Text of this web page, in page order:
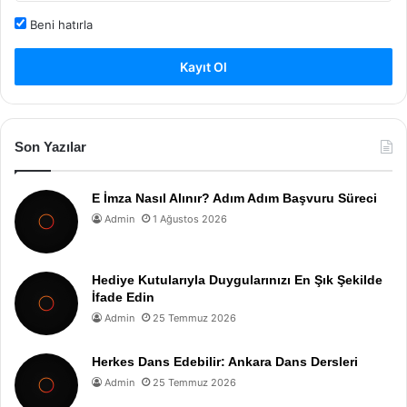
Beni hatırla
Kayıt Ol
Son Yazılar
E İmza Nasıl Alınır? Adım Adım Başvuru Süreci
Admin 1 Ağustos 2026
Hediye Kutularıyla Duygularınızı En Şık Şekilde
İfade Edin
Admin 25 Temmuz 2026
Herkes Dans Edebilir: Ankara Dans Dersleri
Admin 25 Temmuz 2026